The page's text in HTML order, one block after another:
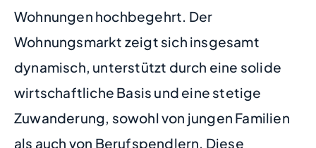
Wohnungen hochbegehrt. Der
Wohnungsmarkt zeigt sich insgesamt
dynamisch, unterstützt durch eine solide
wirtschaftliche Basis und eine stetige
Zuwanderung, sowohl von jungen Familien
als auch von Berufspendlern. Diese